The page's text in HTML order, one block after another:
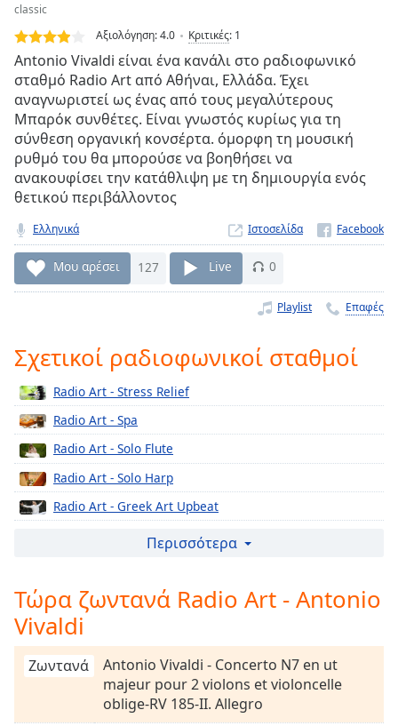
Loaded
0.00%
Stream
TypeLIVE
Seek to
currently
behind
LIVE
Remaining
Time-
1x
Playback
Rate
Chapters
Descriptions
descriptions
off,
selected
Subtitles
subtitles
settings
dialog
subtitles
off,
selected
classic
Αξιολόγηση:4.0 Κριτικές: 1
Antonio Vivaldi είναι ένα κανάλι στο ραδιοφωνικό
σταθμό Radio Art από Αθήναι, Ελλάδα. Έχει
αναγνωριστεί ως ένας από τους μεγαλύτερους
Μπαρόκ συνθέτες. Είναι γνωστός κυρίως για τη
σύνθεση οργανική κονσέρτα. όμορφη τη μουσική
ρυθμό του θα μπορούσε να βοηθήσει να
ανακουφίσει την κατάθλιψη με τη δημιουργία ενός
θετικού περιβάλλοντος
Ελληνικά Ιστοσελίδα
Μου αρέσει 127 Live 0
Playlist Επαφές
Σχετικοί ραδιοφωνικοί σταθμοί
Radio Art - Stress Relief
Radio Art - Spa
Radio Art - Solo Flute
Radio Art - Solo Harp
Radio Art - Greek Art Upbeat
Radio Art - Wolfgang A. Mozart
Radio Art - Piano Jazz
Radio Art - Frederic Chopin
Radio Art - Solo Piano
Radio Art - Sleep
Radio Art - Romantic Period
Περισσότερα
Τώρα ζωντανά Radio Art - Antonio
Vivaldi
Ζωντανά
Antonio Vivaldi - Concerto N7 en ut
majeur pour 2 violons et violoncelle
oblige-RV 185-II. Allegro